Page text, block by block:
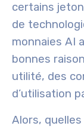
certains
de
monnaies AI
bonnes
utilité, des
d’utilisation
Alors,